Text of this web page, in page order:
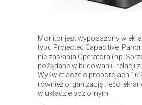
Monitor jest wyposażony w
typu Projected Capacitive.
nie zasłania Operatora (np.
pożądane w budowaniu relacji z
Wyświetlacze o proporcjach
również organizację treści
w układzie poziomym.